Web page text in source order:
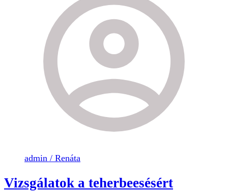
admin / Renáta
Vizsgálatok a teherbeesésért